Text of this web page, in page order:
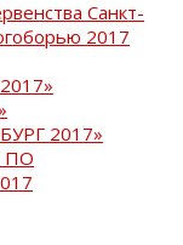
Санкт-
2017
2017»
ПО